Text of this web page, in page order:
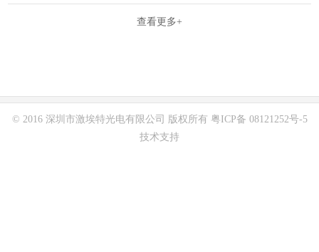
查看更多+
© 2016 深圳市激埃特光电有限公司 版权所有 粤ICP备 08121252号-5
技术支持